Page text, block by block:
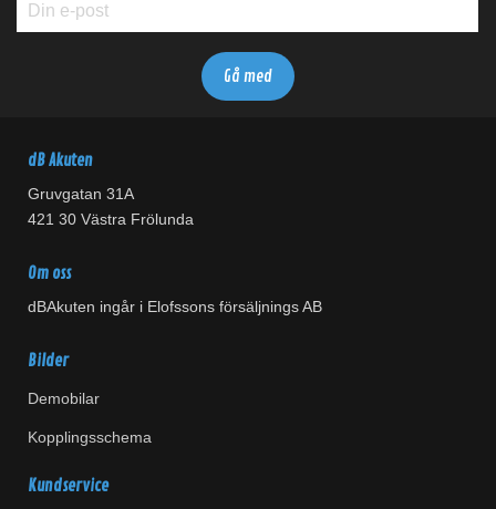
dB Akuten
Gruvgatan 31A
421 30 Västra Frölunda
Om oss
dBAkuten ingår i Elofssons försäljnings AB
Bilder
Demobilar
Kopplingsschema
Kundservice